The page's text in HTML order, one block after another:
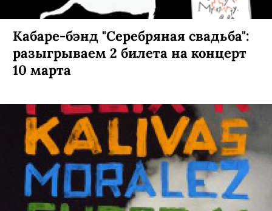
Кабаре-бэнд "Серебряная свадьба":
разыгрываем 2 билета на концерт
10 марта